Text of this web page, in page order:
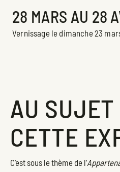
28 MARS AU 28
Vernissage le dimanche 23
AU SUJET
CETTE
C’est sous le thème de l’